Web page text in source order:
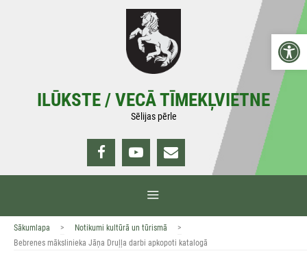
ILŪKSTE / VECĀ TĪMEKĻVIETNE
Sēlijas pērle
Sākumlapa > Notikumi kultūrā un tūrismā
>
Bebrenes mākslinieka Jāņa Druļļa darbi apkopoti katalogā